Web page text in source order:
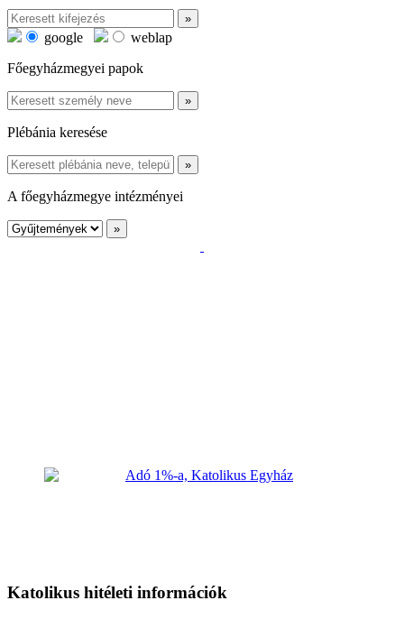
google
weblap
Főegyházmegyei papok
Plébánia keresése
A főegyházmegye intézményei
Katolikus hitéleti információk